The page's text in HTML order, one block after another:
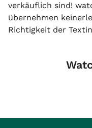
verkäuflich sind!
übernehmen
Richtigkeit der